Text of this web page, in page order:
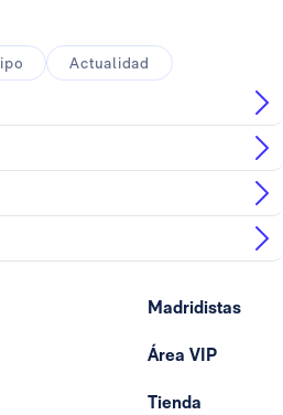
Actualidad
Madridistas
Área VIP
Tienda